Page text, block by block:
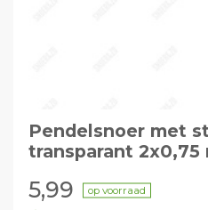
Pendelsnoer met
transparant 2x0,75
5,99 op voorraad